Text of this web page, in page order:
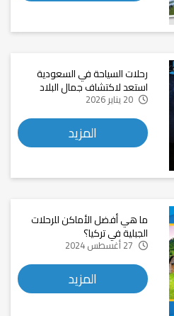
رحلات السياحة في السعودية
استعد لاكتشاف جمال البلاد
المزيد
ما هي أفضل الأماكن للرحلات
الجبلية في تركيا؟
المزيد